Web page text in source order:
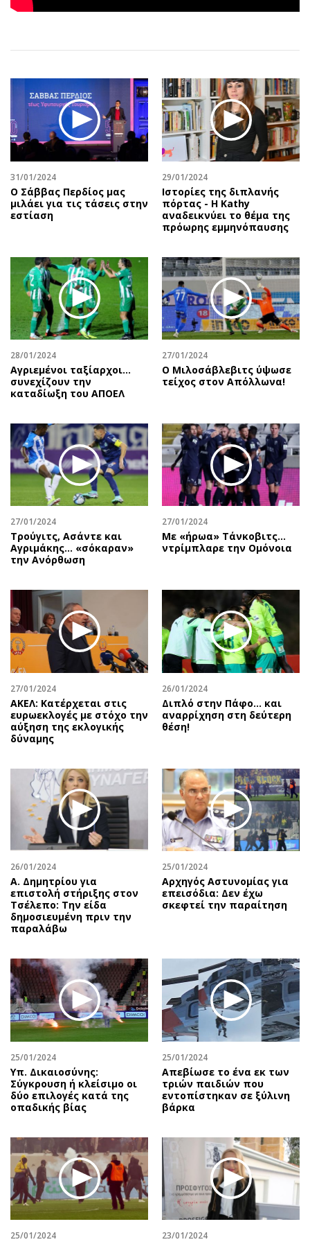
Αθλητισμός
Ελλάδα
Κληρώσεις Allwyn
Οικονομική
Οικονομία
Real Estate
Επιχειρήσεις
Αγορές
Money Review
Trends
Ενέργεια
Ναυτιλία
Περιβάλλον
Ελλάδα
Κόσμος
Παράξενα
Πολιτισμός
Θέατρο-Χορός
Μουσική
Εικαστικά
Βιβλίο
Χειρόγραφα
Geek
Κινητά-tablets
Αυτοκίνηση
Αφιερώματα
Πολιτική
Οικονομία
Γενικά
Αναδρομές
Πρόσωπα
Περιβάλλον
Good Life
Γυναίκα
Showbiz
Ταξίδια
Συνταγές
Έξοδος
Media
Podcasts
Uncut
Προσφορές
Προσωπικότητες στην ''Κ''
Επιστολές
31/01/2024
Ο Σάββας Περδίος μας
μιλάει για τις τάσεις στην
εστίαση
29/01/2024
Ιστορίες της διπλανής
πόρτας - Η Kathy
αναδεικνύει το θέμα της
πρόωρης εμμηνόπαυσης
28/01/2024
Αγριεμένοι ταξίαρχοι...
συνεχίζουν την
καταδίωξη του ΑΠΟΕΛ
27/01/2024
Ο Μιλοσάβλεβιτς ύψωσε
τείχος στον Απόλλωνα!
27/01/2024
Τρούγιτς, Ασάντε και
Αγριμάκης… «σόκαραν»
την Ανόρθωση
27/01/2024
Με «ήρωα» Τάνκοβιτς…
ντρίμπλαρε την Ομόνοια
27/01/2024
ΑΚΕΛ: Κατέρχεται στις
ευρωεκλογές με στόχο την
αύξηση της εκλογικής
δύναμης
26/01/2024
Διπλό στην Πάφο… και
αναρρίχηση στη δεύτερη
θέση!
26/01/2024
Α. Δημητρίου για
επιστολή στήριξης στον
Τσέλεπο: Την είδα
δημοσιευμένη πριν την
παραλάβω
25/01/2024
Αρχηγός Αστυνομίας για
επεισόδια: Δεν έχω
σκεφτεί την παραίτηση
25/01/2024
Υπ. Δικαιοσύνης:
Σύγκρουση ή κλείσιμο οι
δύο επιλογές κατά της
οπαδικής βίας
25/01/2024
Απεβίωσε το ένα εκ των
τριών παιδιών που
εντοπίστηκαν σε ξύλινη
βάρκα
25/01/2024 23/01/2024